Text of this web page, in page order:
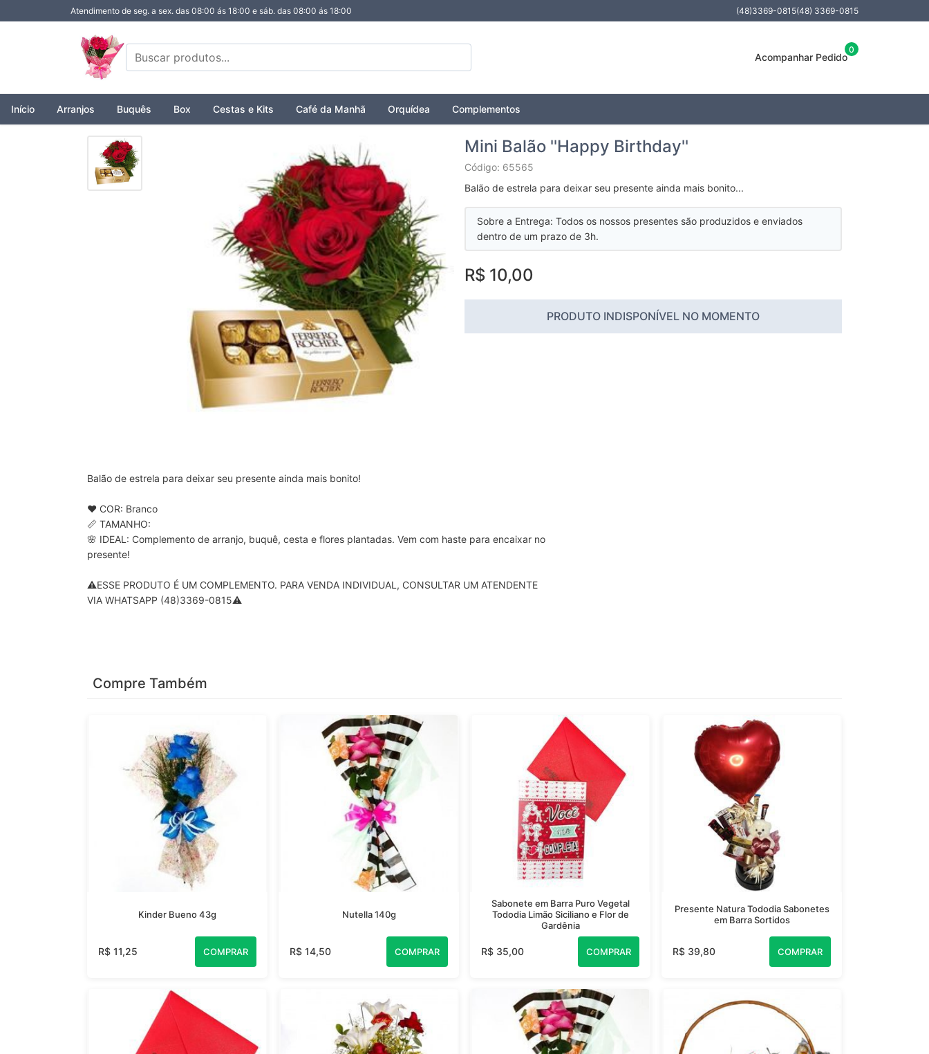
Atendimento de seg. a sex. das 08:00 ás 18:00 e sáb. das 08:00 ás 18:00 (48)3369-0815(48) 3369-0815
Acompanhar Pedido
0
Início Arranjos Buquês Box Cestas e Kits Café da Manhã Orquídea Complementos
Mini Balão ''Happy Birthday''
Código: 65565
Balão de estrela para deixar seu presente ainda mais bonito...
Sobre a Entrega: Todos os nossos presentes são produzidos e enviados
dentro de um prazo de 3h.
R$ 10,00
PRODUTO INDISPONÍVEL NO MOMENTO
Balão de estrela para deixar seu presente ainda mais bonito!
❤️ COR: Branco
📏 TAMANHO:
🌸 IDEAL: Complemento de arranjo, buquê, cesta e flores plantadas. Vem com haste para encaixar no
presente!
⚠️ESSE PRODUTO É UM COMPLEMENTO. PARA VENDA INDIVIDUAL, CONSULTAR UM ATENDENTE
VIA WHATSAPP (48)3369-0815⚠️
Compre Também
Kinder Bueno 43g
R$ 11,25 COMPRAR
Nutella 140g
R$ 14,50 COMPRAR
Sabonete em Barra Puro Vegetal
Tododia Limão Siciliano e Flor de
Gardênia
R$ 35,00 COMPRAR
Presente Natura Tododia Sabonetes
em Barra Sortidos
R$ 39,80 COMPRAR